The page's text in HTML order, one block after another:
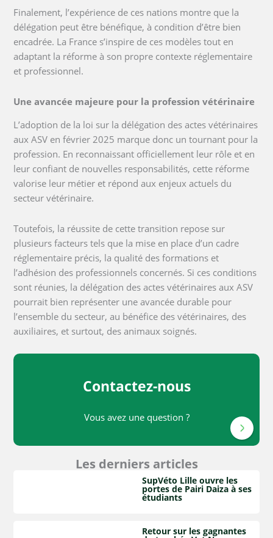
Finalement, l’expérience de ces nations montre que la
délégation peut être bénéfique, à condition d’être bien
encadrée. La France s’inspire de ces modèles tout en
adaptant la réforme à son propre contexte réglementaire
et professionnel.
Une avancée majeure pour la profession vétérinaire
L’adoption de la loi sur la délégation des actes vétérinaires
aux ASV en février 2025 marque donc un tournant pour la
profession. En reconnaissant officiellement leur rôle et en
leur confiant de nouvelles responsabilités, cette réforme
valorise leur métier et répond aux enjeux actuels du
secteur vétérinaire.
Toutefois, la réussite de cette transition repose sur
plusieurs facteurs tels que la mise en place d’un cadre
réglementaire précis, la qualité des formations et
l’adhésion des professionnels concernés. Si ces conditions
sont réunies, la délégation des actes vétérinaires aux ASV
pourrait bien représenter une avancée durable pour
l’ensemble du secteur, au bénéfice des vétérinaires, des
auxiliaires, et surtout, des animaux soignés.
Contactez-nous
Vous avez une question ?
Les derniers articles
SupVéto Lille ouvre les
portes de Pairi Daiza à ses
étudiants
Retour sur les gagnantes